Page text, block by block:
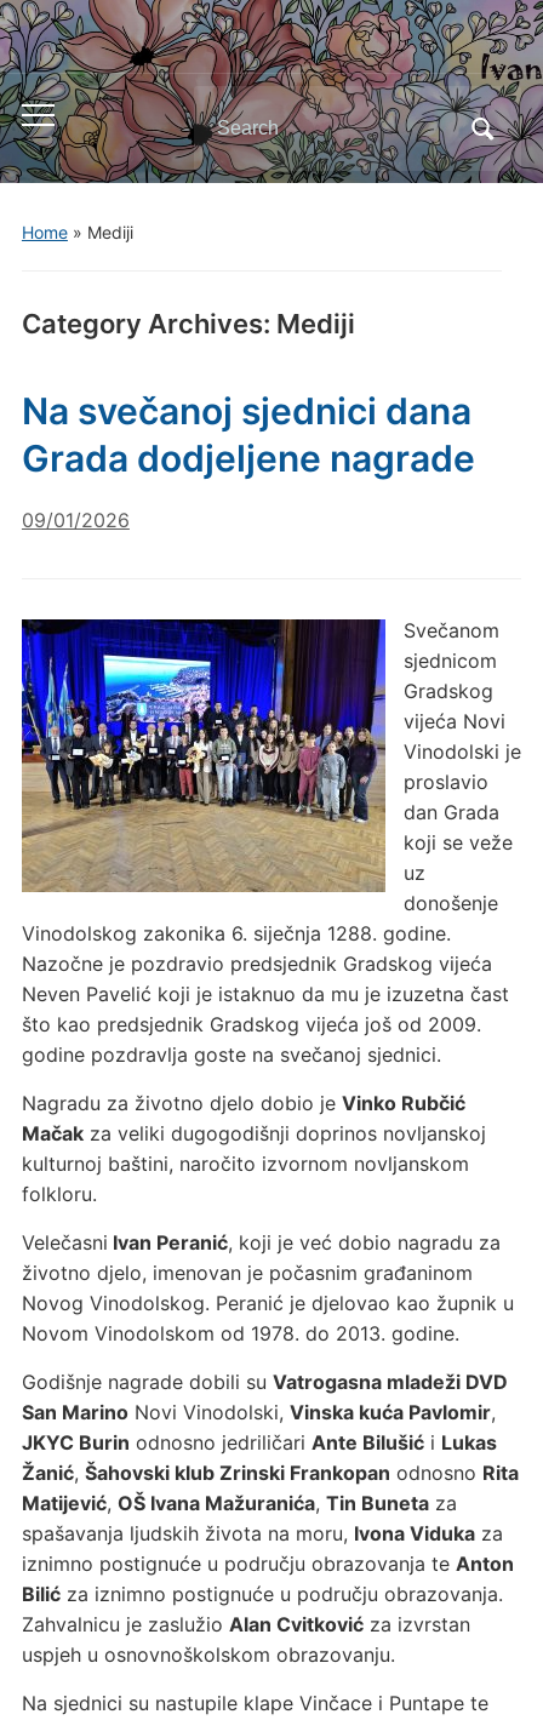
Toggle
mobile
menu
Search
for:
Home» Mediji
Category Archives: Mediji
Na svečanoj sjednici dana
Grada dodjeljene nagrade
09/01/2026
Svečanom
sjednicom
Gradskog
vijeća Novi
Vinodolski je
proslavio
dan Grada
koji se veže
uz
donošenje
Vinodolskog zakonika 6. siječnja 1288. godine.
Nazočne je pozdravio predsjednik Gradskog vijeća
Neven Pavelić koji je istaknuo da mu je izuzetna čast
što kao predsjednik Gradskog vijeća još od 2009.
godine pozdravlja goste na svečanoj sjednici.
Nagradu za životno djelo dobio je Vinko Rubčić
Mačakza veliki dugogodišnji doprinos novljanskoj
kulturnoj baštini, naročito izvornom novljanskom
folkloru.
Velečasni Ivan Peranić, koji je već dobio nagradu za
životno djelo, imenovan je počasnim građaninom
Novog Vinodolskog. Peranić je djelovao kao župnik u
Novom Vinodolskom od 1978. do 2013. godine.
Godišnje nagrade dobili su Vatrogasna mladeži DVD
San MarinoNovi Vinodolski, Vinska kuća Pavlomir,
JKYC Burin odnosno jedriličari Ante Bilušići Lukas
Žanić, Šahovski klub Zrinski Frankopan odnosno Rita
Matijević, OŠ Ivana Mažuranića, Tin Bunetaza
spašavanja ljudskih života na moru, Ivona Vidukaza
iznimno postignuće u području obrazovanja te Anton
Bilićza iznimno postignuće u području obrazovanja.
Zahvalnicu je zaslužio Alan Cvitkovićza izvrstan
uspjeh u osnovnoškolskom obrazovanju.
Na sjednici su nastupile klape Vinčace i Puntape te